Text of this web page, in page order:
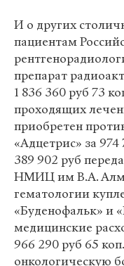
И о других
пациентам
препарат
1 836 360 руб 73
проходящих
приобретен
«Адцетрис» за
389 902 руб
НМИЦ им В.А.
гематологии
«Буденофальк» и
медицинские
966 290 руб 65
онкологическую